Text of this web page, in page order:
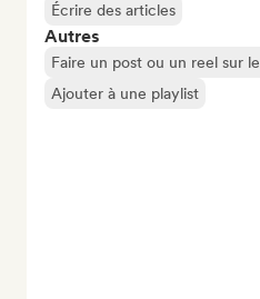
Écrire des articles
Autres
Faire un post ou un reel sur
Ajouter à une playlist